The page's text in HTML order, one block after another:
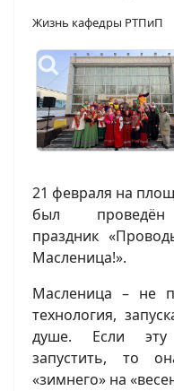
Жизнь кафедры РТПиП
21 февраля на
был проведён
праздник
Масленица!».
Масленица – не
технология,
душе. Если эту
запустить, то
«зимнего» на